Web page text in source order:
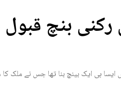
بنچ قبول
میں جو کچھ ہو رہا ہے، یہ مجھے 2017 کا تسلسل لگتا ہے کیونکہ 2017 میں